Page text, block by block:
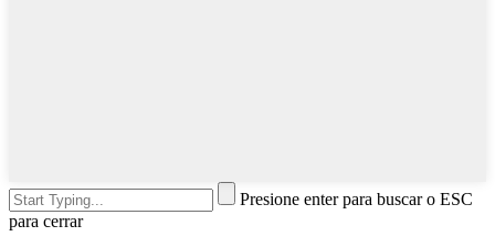
Presione enter para buscar o ESC
para cerrar